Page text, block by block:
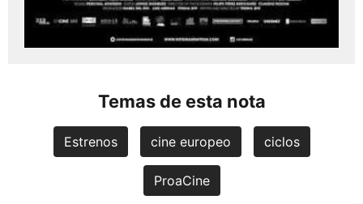
Temas de esta nota
Estrenos cine europeo ciclos
ProaCine